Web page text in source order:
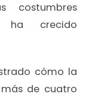
costumbres
crecido
cómo la
de cuatro